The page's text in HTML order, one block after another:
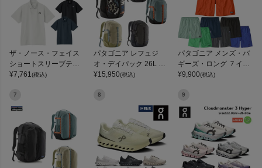
ザ・ノース・フェイス
ショートスリーブテッ
クポロ THE NORTH FA
¥7,761 (税込)
パタゴニア レフュジ
オ・デイパック 26L PA
TAGONIA REFUGIO DA
¥15,950(税込)
パタゴニア メンズ・バ
ギーズ・ロング ７イン
チ Patagonia Men's Ba
¥9,900(税込)
7 8 9